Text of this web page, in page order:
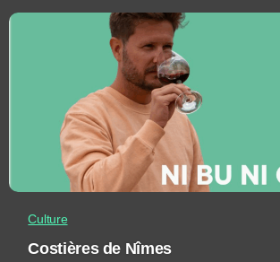
Culture
Costières de Nîmes